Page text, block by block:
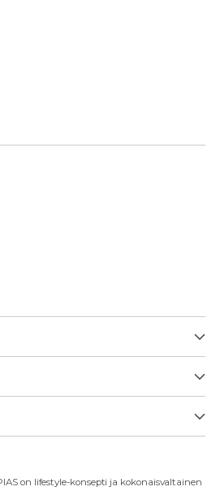
on lifestyle-konsepti ja kokonaisvaltainen